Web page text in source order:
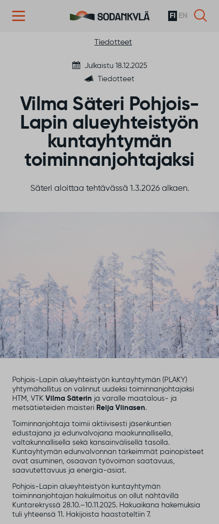
FI EN
Tiedotteet
Julkaistu 18.12.2025
Tiedotteet
Vilma Säteri Pohjois-
Lapin alueyhteistyön
kuntayhtymän
toiminnanjohtajaksi
Säteri aloittaa tehtävässä 1.3.2026 alkaen.
Pohjois-Lapin alueyhteistyön kuntayhtymän (PLAKY)
yhtymähallitus on valinnut uudeksi toiminnanjohtajaksi
HTM, VTK Vilma Säterin ja varalle maatalous- ja
metsätieteiden maisteri Reija Viinasen.
Toiminnanjohtaja toimii aktiivisesti jäsenkuntien
edustajana ja edunvalvojana maakunnallisella,
valtakunnallisella sekä kansainvälisellä tasolla.
Kuntayhtymän edunvalvonnan tärkeimmät painopisteet
ovat asuminen, osaavan työvoiman saatavuus,
saavutettavuus ja energia-asiat.
Pohjois-Lapin alueyhteistyön kuntayhtymän
toiminnanjohtajan hakuilmoitus on ollut nähtävillä
Kuntarekryssä 28.10.–10.11.2025. Hakuaikana hakemuksia
tuli yhteensä 11. Hakijoista haastateltiin 7.